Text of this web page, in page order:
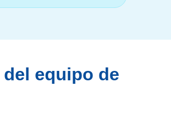
equipo de